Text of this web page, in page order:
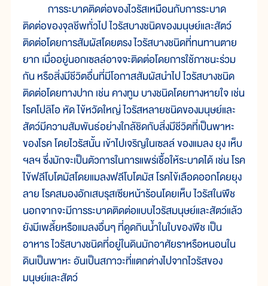
การระบาดติดต่อของไวรัสเหมือนกับการระบาด
ติดต่อของจุลชีพทั่วไป ไวรัสบางชนิดของมนุษย์และสัตว์
ติดต่อโดยการสัมผัสโดยตรง ไวรัสบางชนิดที่ทนทานตาย
ยาก เมื่ออยู่นอกเซลล์อาจจะติดต่อโดยการใช้ภาชนะร่วม
กัน หรือสิ่งมีชีวิตอื่นที่มีโอกาสสัมผัสนำไป ไวรัสบางชนิด
ติดต่อโดยทางปาก เช่น คางทูม บางชนิดโดยทางหายใจ เช่น
โรคโปลิโอ หัด ไข้หวัดใหญ่ ไวรัสหลายชนิดของมนุษย์และ
สัตว์มีความสัมพันธ์อย่างใกล้ชิดกับสิ่งมีชีวิตที่เป็นพาหะ
ของโรค โดยไวรัสนั้น เข้าไปเจริญในเซลล์ ของแมลง ยุง เห็บ
ฯลฯ ซึ่งมักจะเป็นตัวการในการแพร่เชื้อให้ระบาดได้ เช่น โรค
ไข้ฟลีโบโตมัสโดยแมลงฟลีโบโตมัส โรคไข้เลือดออกโดยยุง
ลาย โรคสมองอักเสบรุสเซียหน้าร้อนโดยเห็บ ไวรัสในพืช
นอกจากจะมีการระบาดติดต่อแบบไวรัสมนุษย์และสัตว์แล้ว
ยังมีเพลี้ยหรือแมลงอื่นๆ ที่ดูดกินน้ำในใบของพืช เป็น
อาหาร ไวรัสบางชนิดที่อยู่ในดินมักอาศัยราหรือหนอนใน
ดินเป็นพาหะ อันเป็นสภาวะที่แตกต่างไปจากไวรัสของ
มนุษย์และสัตว์